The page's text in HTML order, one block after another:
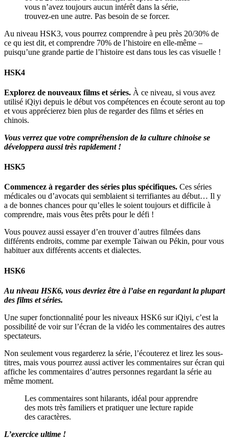
vous n’avez toujours aucun intérêt dans la série,
trouvez-en une autre. Pas besoin de se forcer.
Au niveau HSK3, vous pourrez comprendre à peu près 20/30% de
ce qu iest dit, et comprendre 70% de l’histoire en elle-même –
puisqu’une grande partie de l’histoire est dans tous les cas visuelle !
HSK4
Explorez de nouveaux films et séries. À ce niveau, si vous avez
utilisé iQiyi depuis le début vos compétences en écoute seront au top
et vous apprécierez bien plus de regarder des films et séries en
chinois.
Vous verrez que votre compréhension de la culture chinoise se
développera aussi très rapidement !
HSK5
Commencez à regarder des séries plus spécifiques. Ces séries
médicales ou d’avocats qui semblaient si terrifiantes au début… Il y
a de bonnes chances pour qu’elles le soient toujours et difficile à
comprendre, mais vous êtes prêts pour le défi !
Vous pouvez aussi essayer d’en trouver d’autres filmées dans
différents endroits, comme par exemple Taiwan ou Pékin, pour vous
habituer aux différents accents et dialectes.
HSK6
Au niveau HSK6, vous devriez être à l’aise en regardant la plupart
des films et séries.
Une super fonctionnalité pour les niveaux HSK6 sur iQiyi, c’est la
possibilité de voir sur l’écran de la vidéo les commentaires des autres
spectateurs.
Non seulement vous regarderez la série, l’écouterez et lirez les sous-
titres, mais vous pourrez aussi activer les commentaires sur écran qui
affiche les commentaires d’autres personnes regardant la série au
même moment.
Les commentaires sont hilarants, idéal pour apprendre
des mots très familiers et pratiquer une lecture rapide
des caractères.
L’exercice ultime !